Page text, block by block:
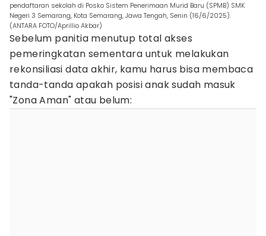
pendaftaran sekolah di Posko Sistem Penerimaan Murid Baru (SPMB) SMK
Negeri 3 Semarang, Kota Semarang, Jawa Tengah, Senin (16/6/2025).
(ANTARA FOTO/Aprillio Akbar)
Sebelum panitia menutup total akses
pemeringkatan sementara untuk melakukan
rekonsiliasi data akhir, kamu harus bisa membaca
tanda-tanda apakah posisi anak sudah masuk
"Zona Aman" atau belum: